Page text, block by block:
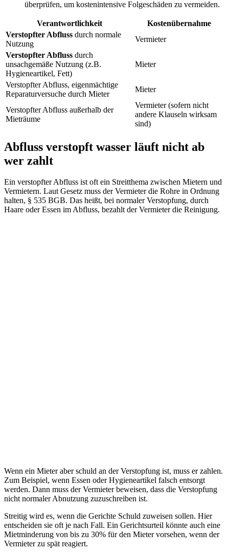
überprüfen, um kostenintensive Folgeschäden zu vermeiden.
Verantwortlichkeit
Kostenübernahme
Verstopfter Abfluss durch normale
Nutzung
Vermieter
Verstopfter Abfluss durch
unsachgemäße Nutzung (z.B.
Hygieneartikel, Fett)
Mieter
Verstopfter Abfluss, eigenmächtige
Reparaturversuche durch Mieter
Mieter
Verstopfter Abfluss außerhalb der
Mieträume
Vermieter (sofern nicht
andere Klauseln wirksam
sind)
Abfluss verstopft wasser läuft nicht ab
wer zahlt
Ein verstopfter Abfluss ist oft ein Streitthema zwischen Mietern und
Vermietern. Laut Gesetz muss der Vermieter die Rohre in Ordnung
halten, § 535 BGB. Das heißt, bei normaler Verstopfung, durch
Haare oder Essen im Abfluss, bezahlt der Vermieter die Reinigung.
Wenn ein Mieter aber schuld an der Verstopfung ist, muss er zahlen.
Zum Beispiel, wenn Essen oder Hygieneartikel falsch entsorgt
werden. Dann muss der Vermieter beweisen, dass die Verstopfung
nicht normaler Abnutzung zuzuschreiben ist.
Streitig wird es, wenn die Gerichte Schuld zuweisen sollen. Hier
entscheiden sie oft je nach Fall. Ein Gerichtsurteil könnte auch eine
Mietminderung von bis zu 30% für den Mieter vorsehen, wenn der
Vermieter zu spät reagiert.